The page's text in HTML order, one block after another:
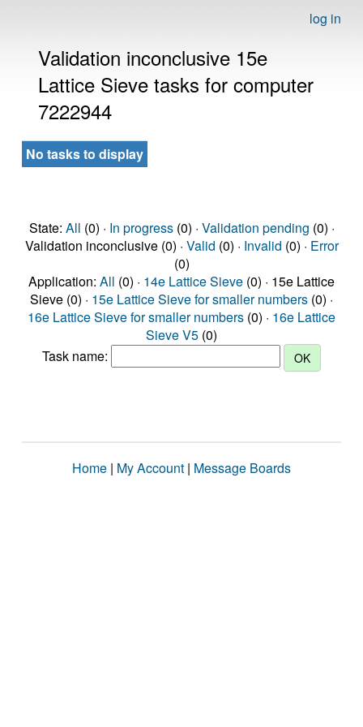
log in
Validation inconclusive 15e
Lattice Sieve tasks for computer
7222944
No tasks to display
State: All (0) · In progress(0) · Validation pending (0) ·
Validation inconclusive (0) · Valid (0) · Invalid (0) · Error
(0)
Application: All (0) · 14e Lattice Sieve (0) · 15e Lattice
Sieve (0) · 15e Lattice Sieve for smaller numbers (0) ·
16e Lattice Sieve for smaller numbers (0) · 16e Lattice
Sieve V5 (0)
Task name:
Home | My Account | Message Boards